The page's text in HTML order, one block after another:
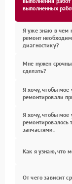
выполненных
Я уже знаю в чем
ремонт
диагностику?
Мне нужен
сделать?
Я хочу, чтобы мое
ремонтировали
Я хочу, чтобы мое
ремонтировалось
запчастями.
Как я узнаю, что
От чего зависит